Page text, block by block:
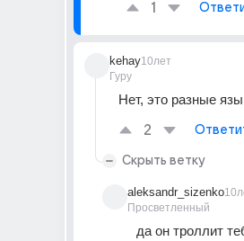
1
kehay
Гуру
10лет
Нет, это разные
2
Скрыть ветку
aleksandr_sizenko
Просветленный
да он троллит